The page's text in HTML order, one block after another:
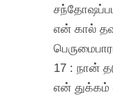
என் கால்
17 : நான்
என் துக்கம்